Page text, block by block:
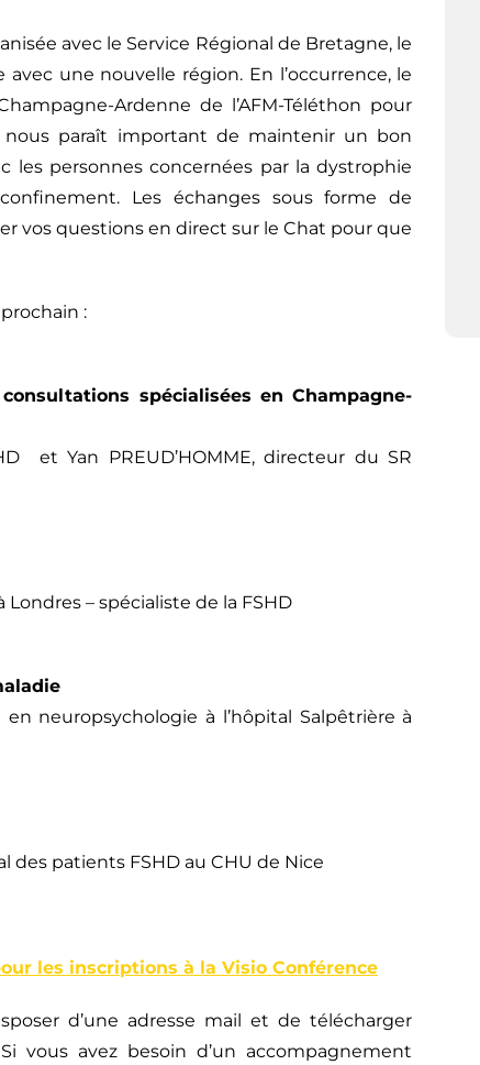
avec le Service Régional de Bretagne, le
une nouvelle région. En l’occurrence, le
Ardenne de l’AFM-Téléthon pour
nous paraît important de maintenir un bon
les personnes concernées par la dystrophie
Les échanges sous forme de
vos questions en direct sur le Chat pour que
:
spécialisées en Champagne-
et Yan PREUD’HOMME, directeur du SR
– spécialiste de la FSHD
neuropsychologie à l’hôpital Salpêtrière à
des patients FSHD au CHU de Nice
les inscriptions à la Visio Conférence
d’une adresse mail et de télécharger
vous avez besoin d’un accompagnement